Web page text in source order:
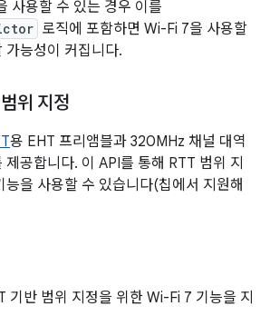
사용할 수 있는 경우 이를
로직에 포함하면 Wi-Fi 7을 사용할
가능성이 커집니다.
위 지정
용 EHT 프리앰블과 320MHz 채널 대역
공합니다. 이 API를 통해 RTT 범위 지
을 사용할 수 있습니다(칩에서 지원해
기반 범위 지정을 위한 Wi-Fi 7 기능을 지